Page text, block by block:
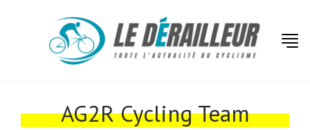
AG2R Cycling Team
Actualités
Tests de produits